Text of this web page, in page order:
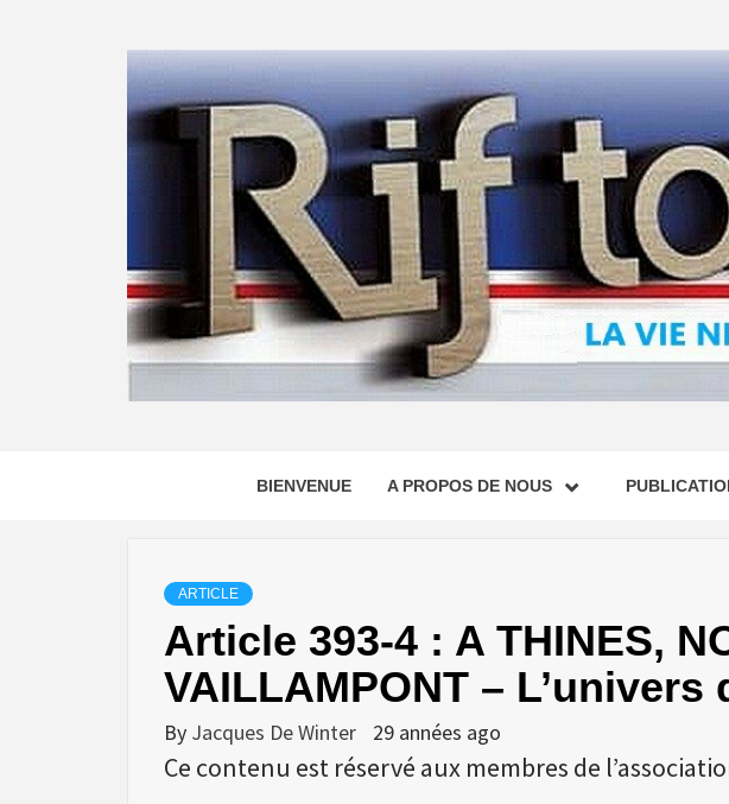
BIENVENUE A PROPOS DE NOUS
ARTICLE
Article 393-4 : A THINES,
VAILLAMPONT –
By Jacques De Winter 29 années ago
Ce contenu est réservé aux membres de